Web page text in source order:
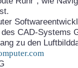
CAD-Systems
zu den